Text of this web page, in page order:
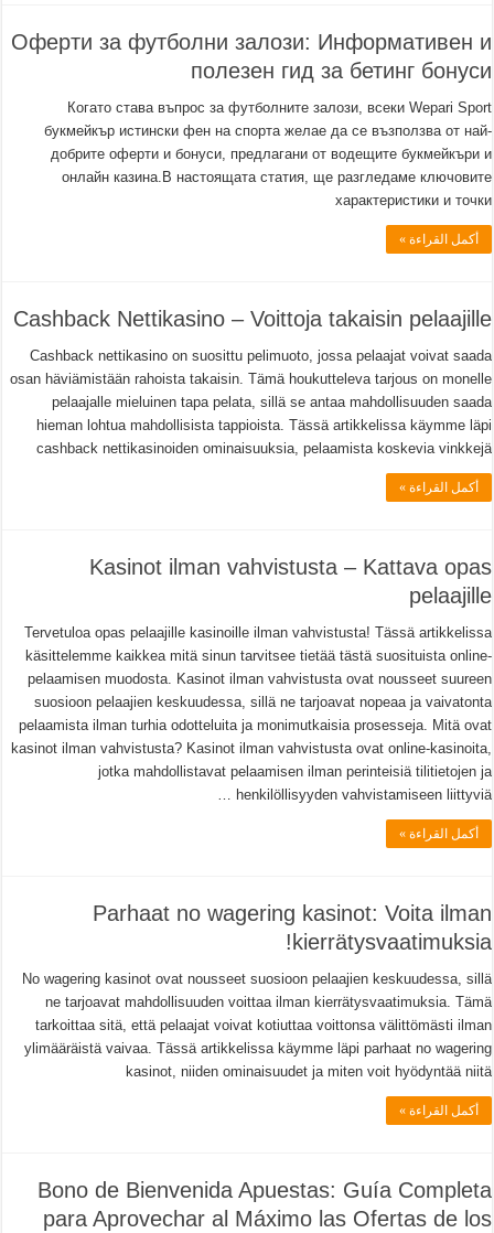
Оферти за футболни залози: Информативен и
полезен гид за бетинг бонуси
Когато става въпрос за футболните залози, всеки Wepari Sport
букмейкър истински фен на спорта желае да се възползва от най-
добрите оферти и бонуси, предлагани от водещите букмейкъри и
онлайн казина.В настоящата статия, ще разгледаме ключовите
характеристики и точки
أكمل القراءة »
Cashback Nettikasino – Voittoja takaisin pelaajille
Cashback nettikasino on suosittu pelimuoto, jossa pelaajat voivat saada
osan häviämistään rahoista takaisin. Tämä houkutteleva tarjous on monelle
pelaajalle mieluinen tapa pelata, sillä se antaa mahdollisuuden saada
hieman lohtua mahdollisista tappioista. Tässä artikkelissa käymme läpi
cashback nettikasinoiden ominaisuuksia, pelaamista koskevia vinkkejä
أكمل القراءة »
Kasinot ilman vahvistusta – Kattava opas
pelaajille
Tervetuloa opas pelaajille kasinoille ilman vahvistusta! Tässä artikkelissa
käsittelemme kaikkea mitä sinun tarvitsee tietää tästä suosituista online-
pelaamisen muodosta. Kasinot ilman vahvistusta ovat nousseet suureen
suosioon pelaajien keskuudessa, sillä ne tarjoavat nopeaa ja vaivatonta
pelaamista ilman turhia odotteluita ja monimutkaisia prosesseja. Mitä ovat
kasinot ilman vahvistusta? Kasinot ilman vahvistusta ovat online-kasinoita,
jotka mahdollistavat pelaamisen ilman perinteisiä tilitietojen ja
henkilöllisyyden vahvistamiseen liittyviä …
أكمل القراءة »
Parhaat no wagering kasinot: Voita ilman
kierrätysvaatimuksia!
No wagering kasinot ovat nousseet suosioon pelaajien keskuudessa, sillä
ne tarjoavat mahdollisuuden voittaa ilman kierrätysvaatimuksia. Tämä
tarkoittaa sitä, että pelaajat voivat kotiuttaa voittonsa välittömästi ilman
ylimääräistä vaivaa. Tässä artikkelissa käymme läpi parhaat no wagering
kasinot, niiden ominaisuudet ja miten voit hyödyntää niitä
أكمل القراءة »
Bono de Bienvenida Apuestas: Guía Completa
para Aprovechar al Máximo las Ofertas de los